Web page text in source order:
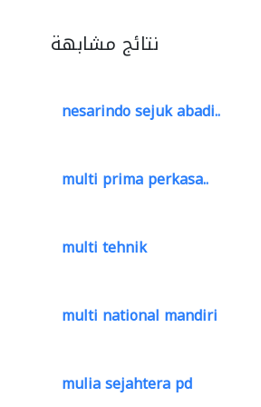
نتائج مشابهة
nesarindo sejuk abadi..
multi prima perkasa..
multi tehnik
multi national mandiri
mulia sejahtera pd